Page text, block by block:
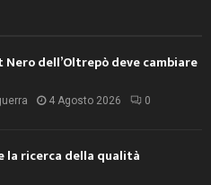
Nero dell’Oltrepò deve cambiare
4 Agosto 2026 0
la ricerca della qualità